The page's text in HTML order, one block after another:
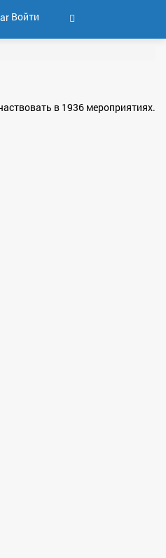
Войти
в 1936 мероприятиях.